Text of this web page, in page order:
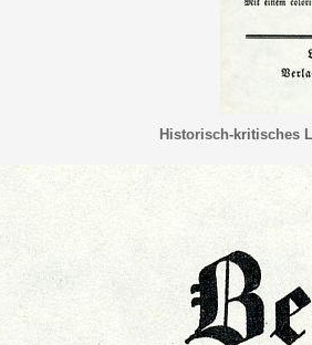
Historisch-kritisches